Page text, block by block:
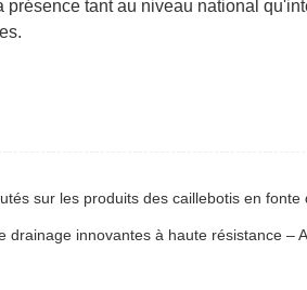
présence tant au niveau national
sur les produits des caillebotis en fonte